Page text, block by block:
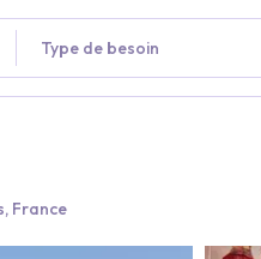
Type de besoin
France